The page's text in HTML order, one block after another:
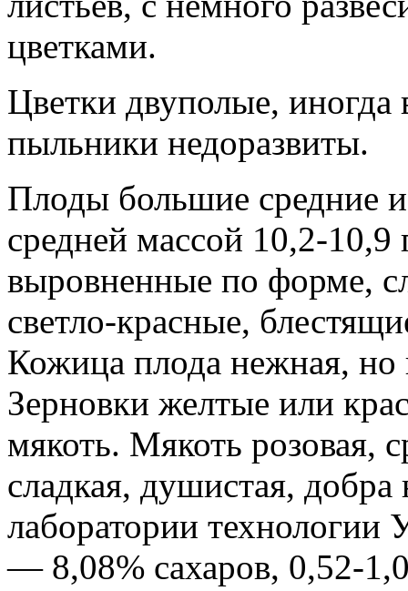
цветками.
Цветки двуполые, иногда
пыльники недоразвиты.
Плоды большие средние
средней массой 10,2-10,9
выровненные по форме,
светло-красные,
Кожица плода нежная, но
Зерновки желтые или
мякоть. Мякоть розовая,
сладкая, душистая,
лаборатории
— 8,08% сахаров, 0,52-